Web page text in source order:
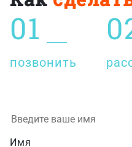
01
позвонить
Имя